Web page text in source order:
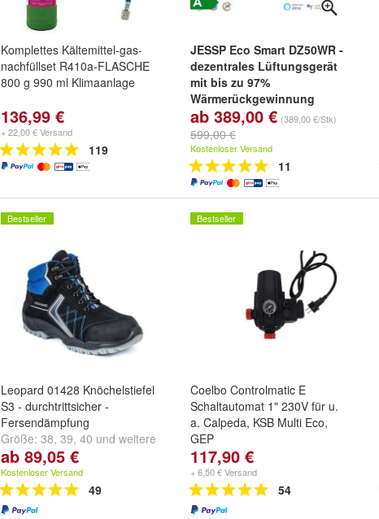
Komplettes Kältemittel-gas-
nachfüllset R410a-FLASCHE
800 g 990 ml Klimaanlage
136,99 €
+ 22,00 € Versand
119
JESSP Eco Smart DZ50WR -
dezentrales Lüftungsgerät
mit bis zu 97%
Wärmerückgewinnung
App-gesteuerte dezentrale
Wohnraumlüftung mit F7-Filter
& Boost-Funktion
Steuerungsart: CO2
Luftfeuchte
ab 389,00 € (389,00 €/Stk)
599,00 €
Kostenloser Versand
11
Bestseller
Leopard 01428 Knöchelstiefel
S3 - durchtrittsicher -
Fersendämpfung
Größe: 38, 39, 40 und weitere
...
ab 89,05 €
Kostenloser Versand
49
Bestseller
Coelbo Controlmatic E
Schaltautomat 1" 230V für u.
a. Calpeda, KSB Multi Eco,
GEP
117,90 €
+ 6,50 € Versand
54